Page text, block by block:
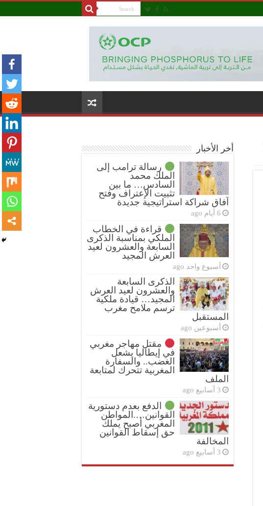
أخر الأخبار
رسالة ترامب إلى
الملك محمد
السادس… ما بين
تثبيت الإعتراف وفتح
آفاق شراكة استراتيجية جديدة
6 أيام ago
قراءة في الخطاب
الملكي بمناسبة الذكرى
السابعة والعشرون لعيد
العرش المجيد
أسبوع واحد ago
الذكرى السابعة
والعشرون لعيد العرش
المجيد… قيادة ملكية
ترسم ملامح مغرب
المستقبل
أسبوعين ago
مقتل مهاجر مغربي
في إيطاليا يشعل
الغضب.. والسفارة
المغربية تتحرك لمتابعة
الملف
3 أسابيع ago
الدفع بعدم دستورية
القوانين….المواطن
المغربي أصبح يملك
حق إسقاط القوانين
المخالفة
3 أسابيع ago